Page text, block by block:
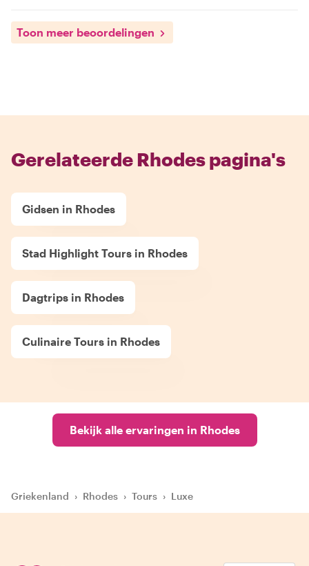
Toon meer beoordelingen
Gerelateerde Rhodes pagina's
Gidsen in Rhodes
Stad Highlight Tours in Rhodes
Dagtrips in Rhodes
Culinaire Tours in Rhodes
Bekijk alle ervaringen in Rhodes
Griekenland › Rhodes › Tours › Luxe